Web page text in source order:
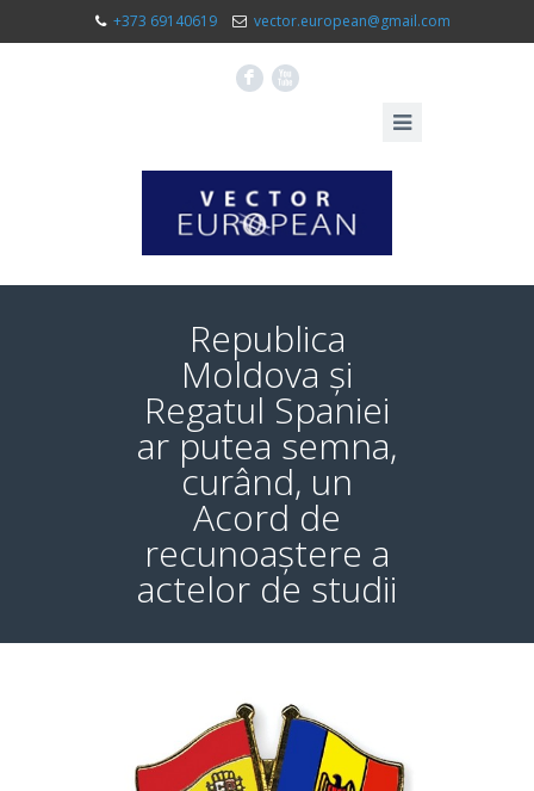
+373 69140619 vector.european@gmail.com
F X
Republica
Moldova și
Regatul Spaniei
ar putea semna,
curând, un
Acord de
recunoaștere a
actelor de studii